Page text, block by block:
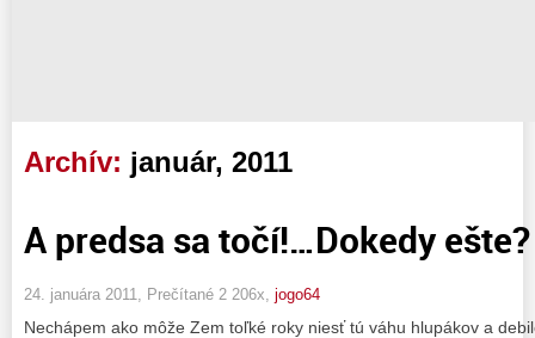
Archív: január, 2011
A predsa sa točí!…Dokedy ešte?
24. januára 2011, Prečítané 2 206x, jogo64
Nechápem ako môže Zem toľké roky niesť tú váhu hlupákov a